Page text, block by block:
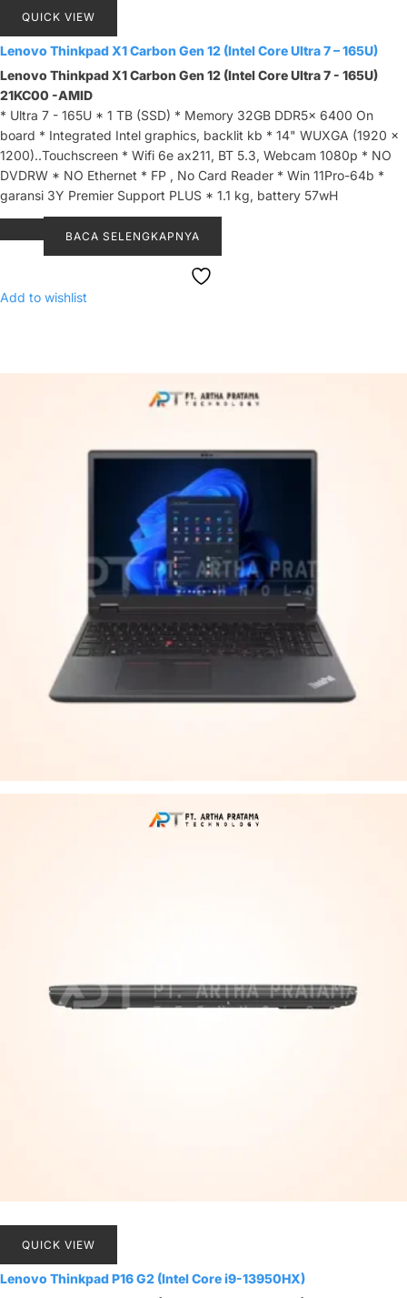
QUICK VIEW
Lenovo Thinkpad X1 Carbon Gen 12 (Intel Core Ultra 7 – 165U)
Lenovo Thinkpad X1 Carbon Gen 12 (Intel Core Ultra 7 - 165U)
21KC00 -AMID
* Ultra 7 - 165U * 1 TB (SSD) * Memory 32GB DDR5x 6400 On
board * Integrated Intel graphics, backlit kb * 14" WUXGA (1920 x
1200)..Touchscreen * Wifi 6e ax211, BT 5.3, Webcam 1080p * NO
DVDRW * NO Ethernet * FP , No Card Reader * Win 11Pro-64b *
garansi 3Y Premier Support PLUS * 1.1 kg, battery 57wH
BACA SELENGKAPNYA
Add to wishlist
QUICK VIEW
Lenovo Thinkpad P16 G2 (Intel Core i9-13950HX)